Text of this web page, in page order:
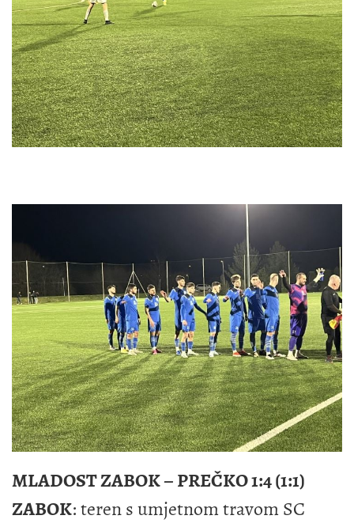
MLADOST ZABOK – PREČKO 1:4 (1:1)
ZABOK: teren s umjetnom travom SC